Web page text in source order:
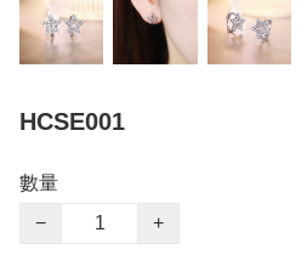
HCSE001
數量
−
+